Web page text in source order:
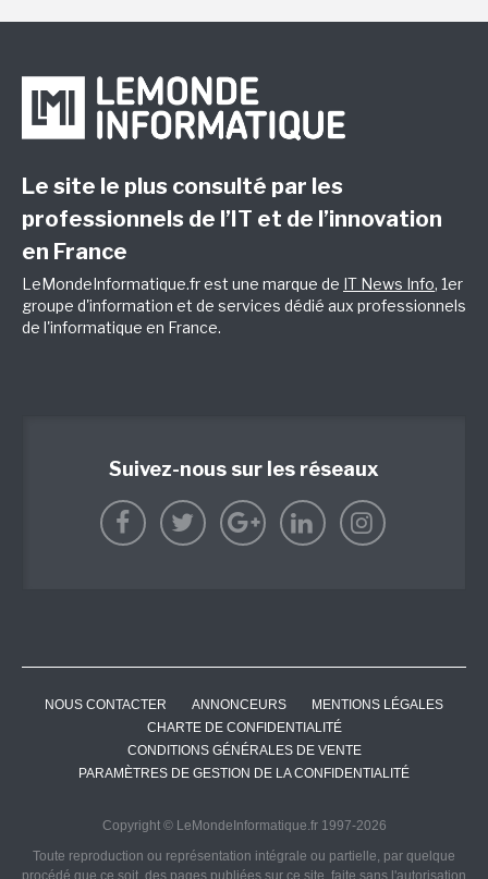
Le site le plus consulté par les
professionnels de l’IT et de l’innovation
en France
LeMondeInformatique.fr est une marque de IT News Info, 1er
groupe d'information et de services dédié aux professionnels
de l'informatique en France.
Suivez-nous sur les réseaux
NOUS CONTACTER ANNONCEURS
MENTIONS LÉGALES
CHARTE DE CONFIDENTIALITÉ
CONDITIONS GÉNÉRALES DE VENTE
PARAMÈTRES DE GESTION DE LA CONFIDENTIALITÉ
Copyright © LeMondeInformatique.fr 1997-2026
Toute reproduction ou représentation intégrale ou partielle, par quelque
procédé que ce soit, des pages publiées sur ce site, faite sans l'autorisation